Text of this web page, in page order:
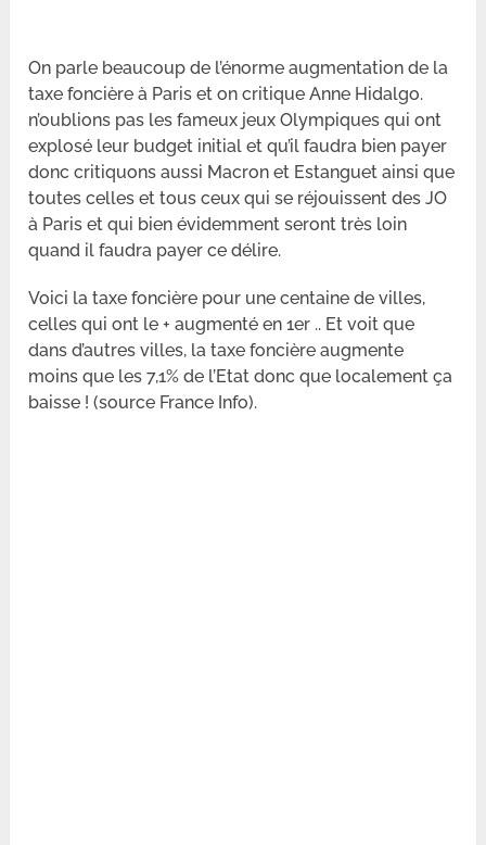
On parle beaucoup de l’énorme augmentation de la
taxe foncière à Paris et on critique Anne Hidalgo.
n’oublions pas les fameux jeux Olympiques qui ont
explosé leur budget initial et qu’il faudra bien payer
donc critiquons aussi Macron et Estanguet ainsi que
toutes celles et tous ceux qui se réjouissent des JO
à Paris et qui bien évidemment seront très loin
quand il faudra payer ce délire.
Voici la taxe foncière pour une centaine de villes,
celles qui ont le + augmenté en 1er .. Et voit que
dans d’autres villes, la taxe foncière augmente
moins que les 7,1% de l’Etat donc que localement ça
baisse ! (source France Info).